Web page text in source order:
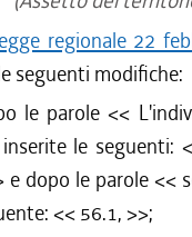
regionale 22
seguenti modifiche:
le parole <<
le seguenti:
e dopo le parole <<
<< 56.1, >>;